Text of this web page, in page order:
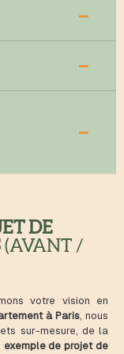
–
–
–
DE
(AVANT /
votre vision en
à Paris, nous
sur-mesure, de la
exemple de projet de